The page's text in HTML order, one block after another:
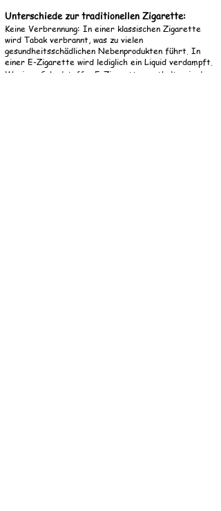
Unterschiede zur traditionellen Zigarette:
Keine Verbrennung: In einer klassischen Zigarette
wird Tabak verbrannt, was zu vielen
gesundheitsschädlichen Nebenprodukten führt. In
einer E-Zigarette wird lediglich ein Liquid verdampft.
Weniger Schadstoffe: E-Zigaretten enthalten in der